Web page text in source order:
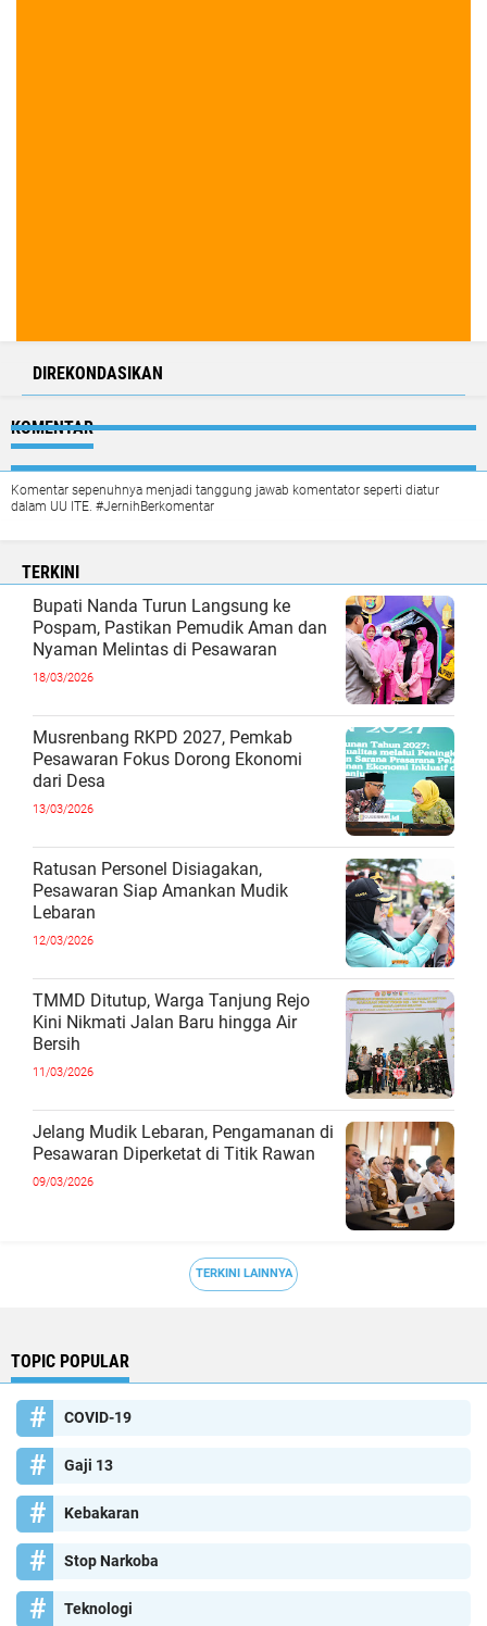
DIREKONDASIKAN
KOMENTAR
Komentar sepenuhnya menjadi tanggung jawab komentator seperti diatur
dalam UU ITE. #JernihBerkomentar
TERKINI
Bupati Nanda Turun Langsung ke
Pospam, Pastikan Pemudik Aman dan
Nyaman Melintas di Pesawaran
18/03/2026
Musrenbang RKPD 2027, Pemkab
Pesawaran Fokus Dorong Ekonomi
dari Desa
13/03/2026
Ratusan Personel Disiagakan,
Pesawaran Siap Amankan Mudik
Lebaran
12/03/2026
TMMD Ditutup, Warga Tanjung Rejo
Kini Nikmati Jalan Baru hingga Air
Bersih
11/03/2026
Jelang Mudik Lebaran, Pengamanan di
Pesawaran Diperketat di Titik Rawan
09/03/2026
TERKINI LAINNYA
TOPIC POPULAR
COVID-19
Gaji 13
Kebakaran
Stop Narkoba
Teknologi